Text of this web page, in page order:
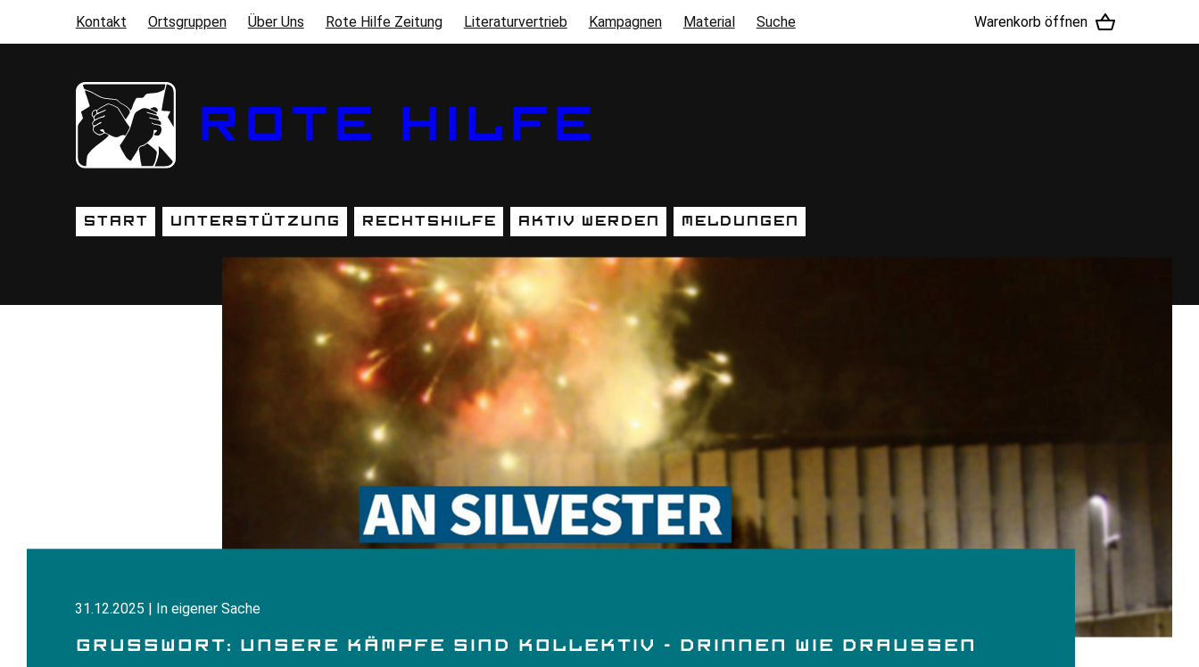
SEKUNDÄRMENÜ
Kontakt Ortsgruppen Über Uns Rote Hilfe Zeitung Literaturvertrieb Kampagnen Material Suche Warenkorb öffnen
ROTE HILFE
Start Unterstützung Rechtshilfe Aktiv werden Meldungen
31.12.2025 | In eigener Sache
GRUSSWORT: UNSERE KÄMPFE SIND KOLLEKTIV - DRINNEN WIE DRAUSSEN